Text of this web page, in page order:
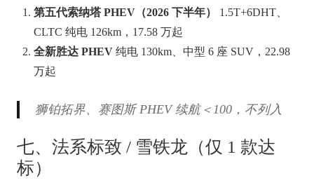
第五代索纳塔 PHEV（2026 下半年）
1.5T+6DHT、
CLTC 纯电 126km，17.58 万起
全新胜达 PHEV纯电 130km、中型 6 座 SUV，22.98
万起
狮铂拓界、赛图斯 PHEV 续航＜100，不列入
七、法系标致 / 雪铁龙（仅 1 款达
标）